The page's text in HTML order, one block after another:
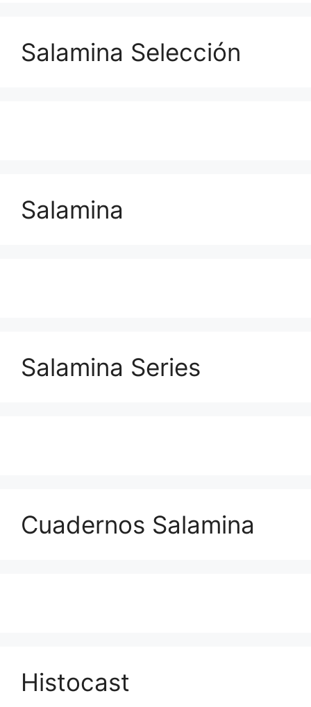
Salamina Selección
Salamina
Salamina Series
Cuadernos Salamina
Histocast